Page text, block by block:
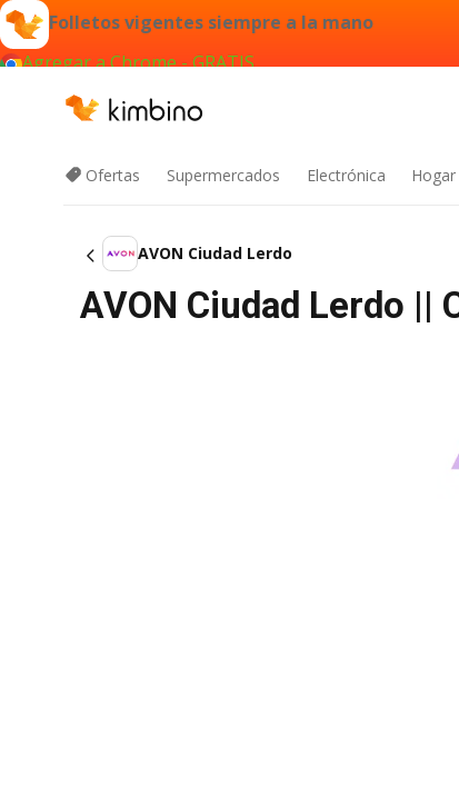
Folletos vigentes siempre a la mano
Agregar a Chrome - GRATIS
Ofertas Supermercados Electrónica Hogar
AVON Ciudad Lerdo
AVON Ciudad Lerdo ||